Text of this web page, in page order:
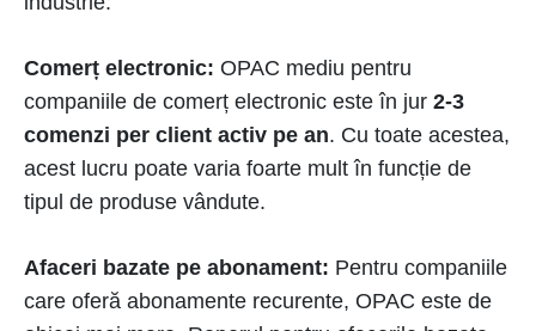
Comerț electronic: OPAC mediu pentru
companiile de comerț electronic este în jur 2-3
comenzi per client activ pe an. Cu toate acestea,
acest lucru poate varia foarte mult în funcție de
tipul de produse vândute.
Afaceri bazate pe abonament: Pentru companiile
care oferă abonamente recurente, OPAC este de